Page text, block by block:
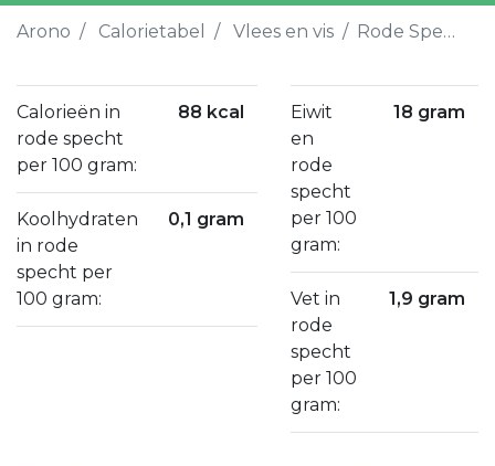
Arono Calorietabel Vlees en vis Rode Specht
Calorieën in
rode specht
per 100 gram:
88 kcal
Koolhydraten
in rode
specht per
100 gram:
0,1 gram
Eiwit
en
rode
specht
per 100
gram:
18 gram
Vet in
rode
specht
per 100
gram:
1,9 gram